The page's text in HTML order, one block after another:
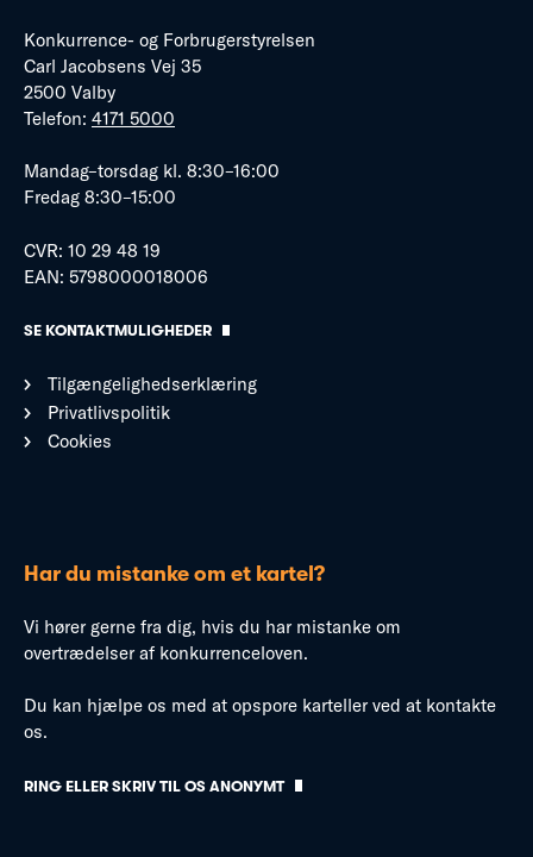
Konkurrence- og Forbrugerstyrelsen
Carl Jacobsens Vej 35
2500 Valby
Telefon: 4171 5000
Mandag–torsdag kl. 8:30–16:00
Fredag 8:30–15:00
CVR: 10 29 48 19
EAN: 5798000018006
SE KONTAKTMULIGHEDER
Tilgængelighedserklæring
Privatlivspolitik
Cookies
Har du mistanke om et kartel?
Vi hører gerne fra dig, hvis du har mistanke om
overtrædelser af konkurrenceloven.
Du kan hjælpe os med at opspore karteller ved at kontakte
os.
RING ELLER SKRIV TIL OS ANONYMT